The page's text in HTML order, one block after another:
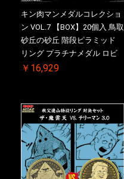
キン肉マンメダルコレクショ
ン VOL.7 【BOX】20個入 鳥取
砂丘の砂丘 階段ピラミッド
リング プラチナメダル ロビ
ンマスク VS.ネメシス 初回シ
ル(非売品)付
￥16,929